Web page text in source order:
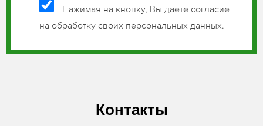
Нажимая на кнопку, Вы даете согласие
на обработку своих персональных данных.
Контакты